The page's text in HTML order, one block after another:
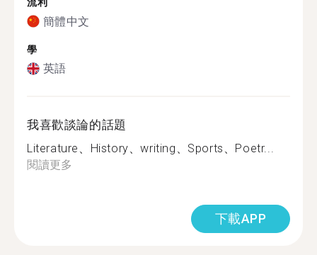
流利
簡體中文
學
英語
我喜歡談論的話題
Literature、History、writing、Sports、Poetr...
閱讀更多
下載APP